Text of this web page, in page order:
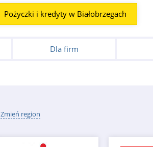
Pożyczki i kredyty w Białobrzegach
Dla firm
Zmień region